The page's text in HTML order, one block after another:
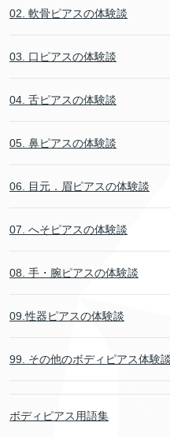
02. 軟骨ピアスの体験談
03. 口ピアスの体験談
04. 舌ピアスの体験談
05. 鼻ピアスの体験談
06. 目元．眉ピアスの体験談
07. へそピアスの体験談
08. 手・腕ピアスの体験談
09.性器ピアスの体験談
99. その他のボディピアス体験談
ボディピアス用語集